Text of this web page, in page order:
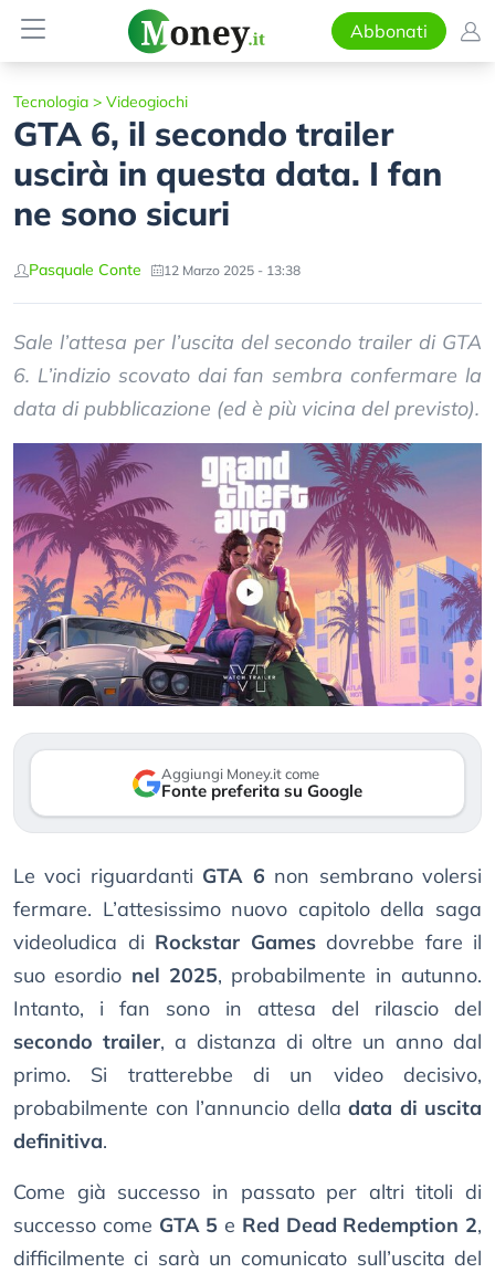
Abbonati
Tecnologia > Videogiochi
GTA 6, il secondo trailer
uscirà in questa data. I fan
ne sono sicuri
Pasquale Conte 12 Marzo 2025 - 13:38
Sale l’attesa per l’uscita del secondo trailer di GTA
6. L’indizio scovato dai fan sembra confermare la
data di pubblicazione (ed è più vicina del previsto).
Aggiungi Money.it come
Fonte preferita su Google
Le voci riguardanti GTA 6 non sembrano volersi
fermare. L’attesissimo nuovo capitolo della saga
videoludica di Rockstar Gamesdovrebbe fare il
suo esordio nel 2025, probabilmente in autunno.
Intanto, i fan sono in attesa del rilascio del
secondo trailer, a distanza di oltre un anno dal
primo. Si tratterebbe di un video decisivo,
probabilmente con l’annuncio della data di uscita
definitiva.
Come già successo in passato per altri titoli di
successo come GTA 5 e Red Dead Redemption 2,
difficilmente ci sarà un comunicato sull’uscita del